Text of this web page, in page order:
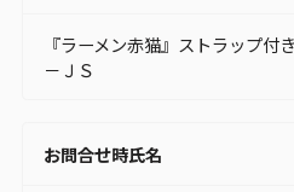
『ラーメン赤猫』ストラップ
－ＪＳ
お問合せ時氏名